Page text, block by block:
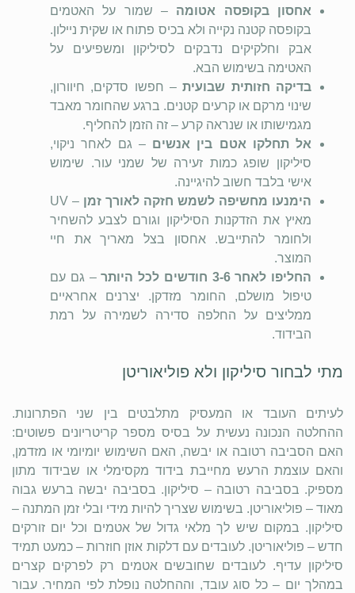
אחסון בקופסה אטומה – שמור על האטמים
בקופסה קטנה נקייה ולא בכיס פתוח או שקית ניילון.
אבק וחלקיקים נדבקים לסיליקון ומשפיעים על
האטימה בשימוש הבא.
בדיקה חזותית שבועית– חפשו סדקים, חיוורון,
שינוי מרקם או קרעים קטנים. ברגע שהחומר מאבד
מגמישותו או שנראה קרע – זה הזמן להחליף.
אל תחלקו אטם בין אנשים – גם לאחר ניקוי,
סיליקון שופג כמות זעירה של שמני עור. שימוש
אישי בלבד חשוב להיגיינה.
הימנעו מחשיפה לשמש חזקה לאורך זמן
– UV
מאיץ את הזדקנות הסיליקון וגורם לצבע להשחיר
ולחומר להתייבש. אחסון בצל מאריך את חיי
המוצר.
החליפו לאחר 3-6 חודשים לכל היותר
– גם עם
טיפול מושלם, החומר מזדקן. יצרנים אחראיים
ממליצים על החלפה סדירה לשמירה על רמת
הבידוד.
מתי לבחור סיליקון ולא פוליאוריטן
לעיתים העובד או המעסיק מתלבטים בין שני הפתרונות.
ההחלטה הנכונה נעשית על בסיס מספר קריטריונים פשוטים:
האם הסביבה רטובה או יבשה, האם השימוש יומיומי או מזדמן,
והאם עוצמת הרעש מחייבת בידוד מקסימלי או שבידוד מתון
מספיק. בסביבה רטובה – סיליקון. בסביבה יבשה ברעש גבוה
מאוד – פוליאוריטן. בשימוש שצריך להיות מידי ובלי זמן המתנה –
סיליקון. במקום שיש לך מלאי גדול של אטמים וכל יום זורקים
חדש – פוליאוריטן. לעובדים עם דלקות אוזן חוזרות – כמעט תמיד
סיליקון עדיף. לעובדים שחובשים אטמים רק לפרקים קצרים
במהלך יום – כל סוג עובד, וההחלטה נופלת לפי המחיר. עבור